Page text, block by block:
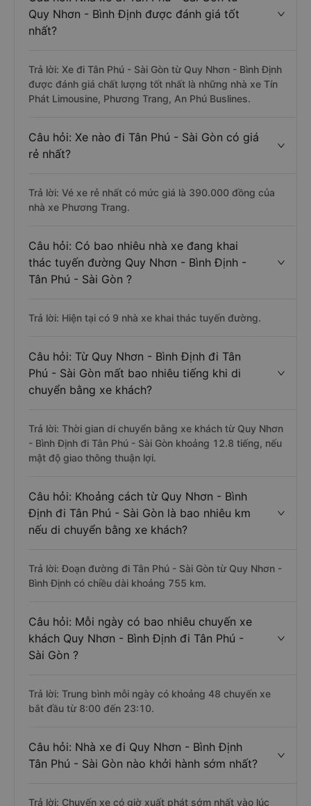
Quy Nhơn - Bình Định được đánh giá tốt
nhất?
Trả lời: Xe đi Tân Phú - Sài Gòn từ Quy Nhơn - Bình Định
được đánh giá chất lượng tốt nhất là những nhà xe Tín
Phát Limousine, Phương Trang, An Phú Buslines.
Câu hỏi: Xe nào đi Tân Phú - Sài Gòn có giá
rẻ nhất?
Trả lời: Vé xe rẻ nhất có mức giá là 390.000 đồng của
nhà xe Phương Trang.
Câu hỏi: Có bao nhiêu nhà xe đang khai
thác tuyến đường Quy Nhơn - Bình Định -
Tân Phú - Sài Gòn ?
Trả lời: Hiện tại có 9 nhà xe khai thác tuyến đường.
Câu hỏi: Từ Quy Nhơn - Bình Định đi Tân
Phú - Sài Gòn mất bao nhiêu tiếng khi di
chuyển bằng xe khách?
Trả lời: Thời gian di chuyển bằng xe khách từ Quy Nhơn
- Bình Định đi Tân Phú - Sài Gòn khoảng 12.8 tiếng, nếu
mật độ giao thông thuận lợi.
Câu hỏi: Khoảng cách từ Quy Nhơn - Bình
Định đi Tân Phú - Sài Gòn là bao nhiêu km
nếu di chuyển bằng xe khách?
Trả lời: Đoạn đường đi Tân Phú - Sài Gòn từ Quy Nhơn -
Bình Định có chiều dài khoảng 755 km.
Câu hỏi: Mỗi ngày có bao nhiêu chuyến xe
khách Quy Nhơn - Bình Định đi Tân Phú -
Sài Gòn ?
Trả lời: Trung bình mỗi ngày có khoảng 48 chuyến xe
bắt đầu từ 8:00 đến 23:10.
Câu hỏi: Nhà xe đi Quy Nhơn - Bình Định
Tân Phú - Sài Gòn nào khởi hành sớm nhất?
Trả lời: Chuyến xe có giờ xuất phát sớm nhất vào lúc